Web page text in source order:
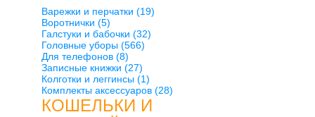
Варежки и перчатки (19)
Воротнички (5)
Галстуки и бабочки (32)
Головные уборы (566)
Для телефонов (8)
Записные книжки (27)
Колготки и леггинсы (1)
Комплекты аксессуаров (28)
КОШЕЛЬКИ И